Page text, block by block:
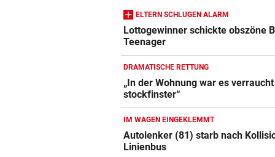
ELTERN SCHLUGEN ALARM
Lottogewinner schickte obszöne
Teenager
DRAMATISCHE RETTUNG
„In der Wohnung war es
stockfinster“
IM WAGEN EINGEKLEMMT
Autolenker (81) starb nach
Linienbus